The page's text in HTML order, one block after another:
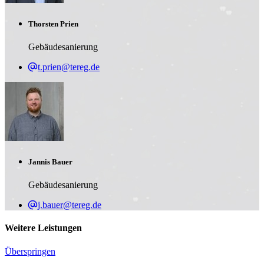
Thorsten Prien
Gebäudesanierung
t.prien@tereg.de
Jannis Bauer
Gebäudesanierung
j.bauer@tereg.de
Weitere Leistungen
Überspringen